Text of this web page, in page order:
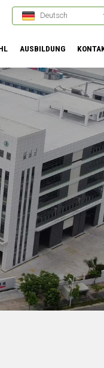
Deutsch
AUSBILDUNG